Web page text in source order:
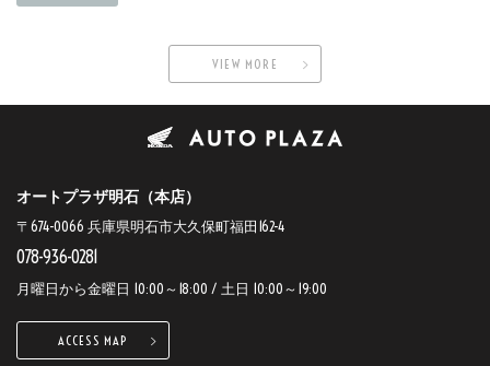
VIEW MORE
オートプラザ明石（本店）
〒674-0066 兵庫県明石市大久保町福田162-4
078-936-0281
月曜日から金曜日 10:00～18:00 / 土日 10:00～19:00
ACCESS MAP